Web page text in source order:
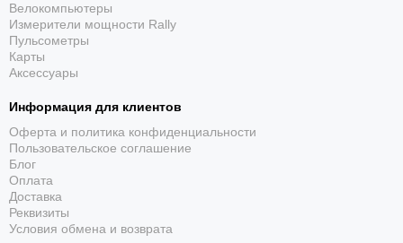
Несколько режимов погружения
Поддерживаются один и несколько газов, nitrox,
trimix, CCR, глубиномер и апноэ.
Велокомпьютеры
Измерители мощности Rally
Пульсометры
Карты
Аксессуары
Информация для клиентов
Оферта и политика конфиденциальности
Пользовательское соглашение
Блог
Оплата
Доставка
Реквизиты
Условия обмена и возврата